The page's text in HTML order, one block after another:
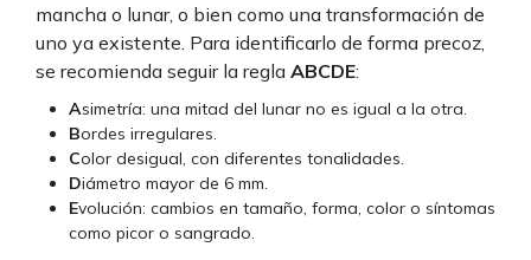
mancha o lunar, o bien como una transformación de
uno ya existente. Para identificarlo de forma precoz,
se recomienda seguir la regla ABCDE:
Asimetría: una mitad del lunar no es igual a la otra.
Bordes irregulares.
Color desigual, con diferentes tonalidades.
Diámetro mayor de 6 mm.
Evolución: cambios en tamaño, forma, color o síntomas
como picor o sangrado.